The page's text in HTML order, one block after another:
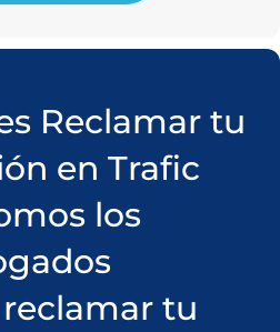
Reclamar tu
en Trafic
los
tu